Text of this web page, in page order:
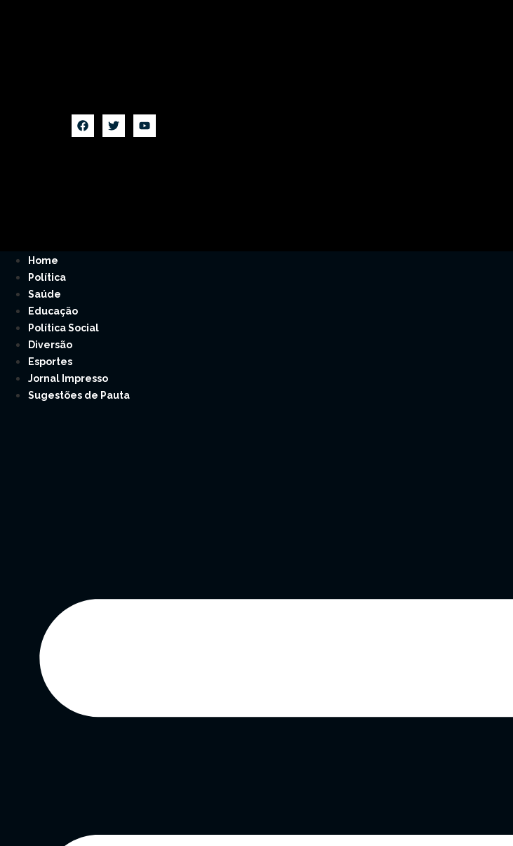
Home
Política
Saúde
Educação
Política Social
Diversão
Esportes
Jornal Impresso
Sugestões de Pauta